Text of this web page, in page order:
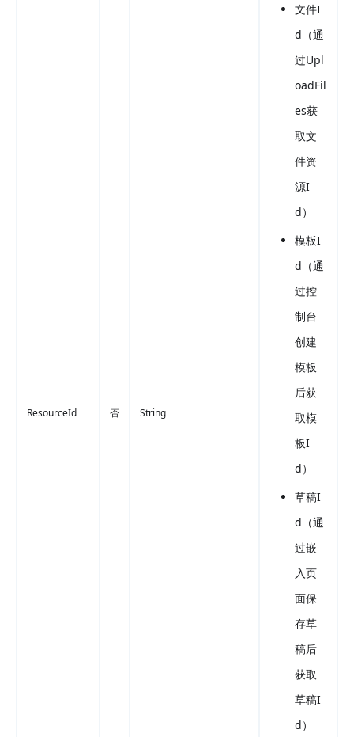
ResourceId 否 String
文件I
d（通
过Upl
oadFil
es获
取文
件资
源I
d）
模板I
d（通
过控
制台
创建
模板
后获
取模
板I
d）
草稿I
d（通
过嵌
入页
面保
存草
稿后
获取
草稿I
d）